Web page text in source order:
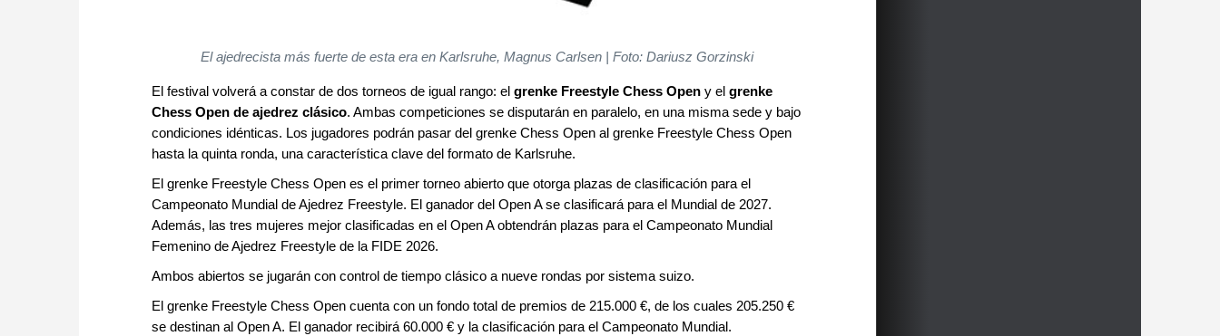
El ajedrecista más fuerte de esta era en Karlsruhe, Magnus Carlsen | Foto: Dariusz Gorzinski
El festival volverá a constar de dos torneos de igual rango: el grenke Freestyle Chess Open y el grenke
Chess Open de ajedrez clásico. Ambas competiciones se disputarán en paralelo, en una misma sede y bajo
condiciones idénticas. Los jugadores podrán pasar del grenke Chess Open al grenke Freestyle Chess Open
hasta la quinta ronda, una característica clave del formato de Karlsruhe.
El grenke Freestyle Chess Open es el primer torneo abierto que otorga plazas de clasificación para el
Campeonato Mundial de Ajedrez Freestyle. El ganador del Open A se clasificará para el Mundial de 2027.
Además, las tres mujeres mejor clasificadas en el Open A obtendrán plazas para el Campeonato Mundial
Femenino de Ajedrez Freestyle de la FIDE 2026.
Ambos abiertos se jugarán con control de tiempo clásico a nueve rondas por sistema suizo.
El grenke Freestyle Chess Open cuenta con un fondo total de premios de 215.000 €, de los cuales 205.250 €
se destinan al Open A. El ganador recibirá 60.000 € y la clasificación para el Campeonato Mundial.